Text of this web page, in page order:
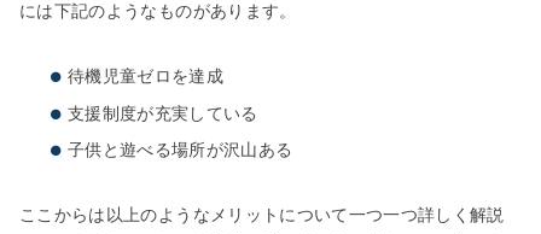
には下記のようなものがあります。
待機児童ゼロを達成
支援制度が充実している
子供と遊べる場所が沢山ある
ここからは以上のようなメリットについて一つ一つ詳しく解説